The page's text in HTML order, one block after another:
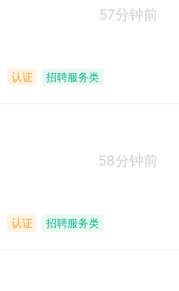
57分钟前
认证 招聘服务类
58分钟前
认证 招聘服务类